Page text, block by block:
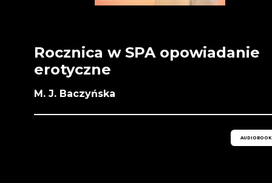
Rocznica w SPA opowiadanie
erotyczne
M. J. Baczyńska
AUDIOBOOK